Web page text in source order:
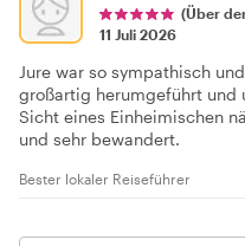
(Über
11 Juli 2026
Jure war so sympathisch
großartig herumgeführt und
Sicht eines Einheimischen
und sehr bewandert.
Bester lokaler Reiseführer